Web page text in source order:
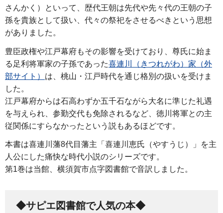
さんかく）といって、歴代王朝は先代や先々代の王朝の子
孫を貴族として扱い、代々の祭祀をさせるべきという思想
がありました。
豊臣政権や江戸幕府もその影響を受けており、尊氏に始ま
る足利将軍家の子孫であった喜連川（きつれがわ）家（外
部サイト） は、桃山・江戸時代を通じ格別の扱いを受けま
した。
江戸幕府からは石高わずか五千石ながら大名に準じた礼遇
を与えられ、参勤交代も免除されるなど、徳川将軍との主
従関係にすらなかったという説もあるほどです。
本書は喜連川藩8代目藩主「喜連川恵氏（やすうじ）」を主
人公にした痛快な時代小説のシリーズです。
第1巻は当館、横須賀市点字図書館で音訳しました。
◆サピエ図書館で人気の本◆